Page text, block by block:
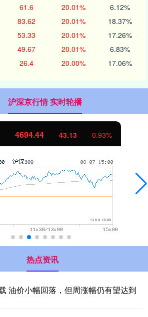
61.6 20.01% 6.12%
83.62 20.01% 18.37%
53.33 20.01% 17.26%
49.67 20.01% 6.83%
26.4 20.00% 17.06%
沪深京行情 实时轮播
1134.24 11.37 1.01%
热点资讯
油价小幅回落，但周涨幅仍有望达到